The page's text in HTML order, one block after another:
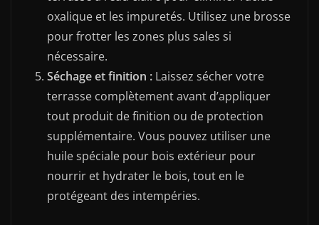
oxalique et les impuretés. Utilisez une brosse
pour frotter les zones plus sales si
nécessaire.
Séchage et finition : Laissez sécher votre
terrasse complètement avant d’appliquer
tout produit de finition ou de protection
supplémentaire. Vous pouvez utiliser une
huile spéciale pour bois extérieur pour
nourrir et hydrater le bois, tout en le
protégeant des intempéries.